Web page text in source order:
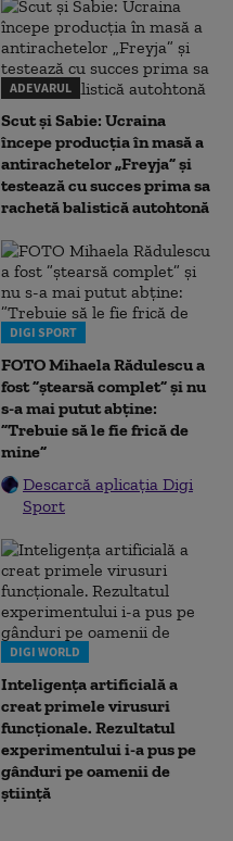
ADEVARUL
Scut și Sabie: Ucraina
începe producția în masă a
antirachetelor „Freyja” și
testează cu succes prima sa
rachetă balistică autohtonă
DIGI SPORT
FOTO Mihaela Rădulescu a
fost ”ștearsă complet” și nu
s-a mai putut abține:
”Trebuie să le fie frică de
mine”
Descarcă aplicația Digi
Sport
DIGI WORLD
Inteligența artificială a
creat primele virusuri
funcționale. Rezultatul
experimentului i-a pus pe
gânduri pe oamenii de
știință